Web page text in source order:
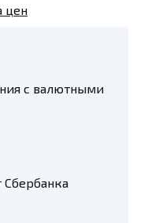
с валютными